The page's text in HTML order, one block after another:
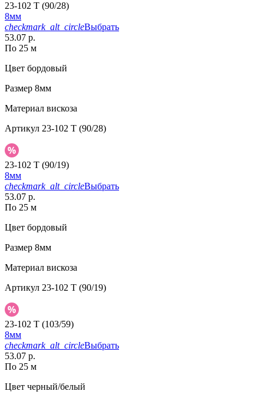
23-102 T (90/28)
8мм
checkmark_alt_circleВыбрать
53.07 р.
По 25 м
Цвет бордовый
Размер 8мм
Материал вискоза
Артикул 23-102 T (90/28)
23-102 T (90/19)
8мм
checkmark_alt_circleВыбрать
53.07 р.
По 25 м
Цвет бордовый
Размер 8мм
Материал вискоза
Артикул 23-102 T (90/19)
23-102 T (103/59)
8мм
checkmark_alt_circleВыбрать
53.07 р.
По 25 м
Цвет черный/белый